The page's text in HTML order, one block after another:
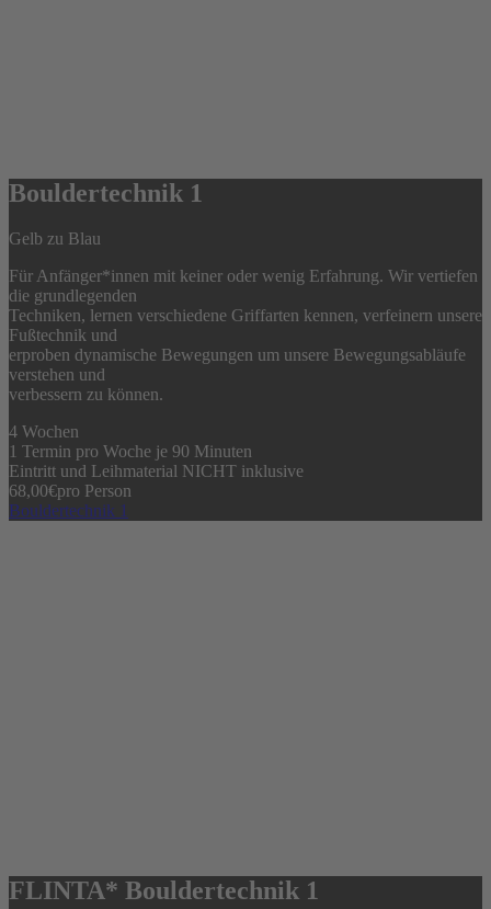
Bouldertechnik 1
Gelb zu Blau
Für Anfänger*innen mit keiner oder wenig Erfahrung. Wir vertiefen
die grundlegenden
Techniken, lernen verschiedene Griffarten kennen, verfeinern unsere
Fußtechnik und
erproben dynamische Bewegungen um unsere Bewegungsabläufe
verstehen und
verbessern zu können.
4 Wochen
1 Termin pro Woche je 90 Minuten
Eintritt und Leihmaterial NICHT inklusive
68,00€pro Person
Bouldertechnik 1
FLINTA* Bouldertechnik 1